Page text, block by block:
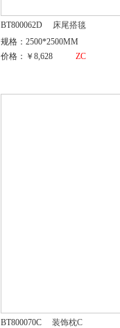
BT800062D
床尾搭毯
规格：2500*2500MM
价格：￥8,628
ZC
BT800070C
装饰枕C